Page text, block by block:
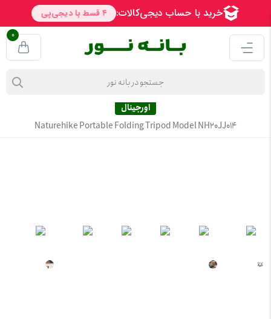
0
اورجینال
Naturehike Portable Folding Tripod Model NH20JJ014